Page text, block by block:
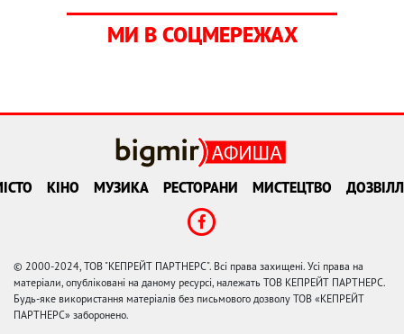
МИ В СОЦМЕРЕЖАХ
КІНО МУЗИКА РЕСТОРАНИ МИСТЕЦТВО
© 2000-2024, ТОВ "КЕПРЕЙТ ПАРТНЕРС". Всі права захищені. Усі права на
матеріали, опубліковані на даному ресурсі, належать ТОВ КЕПРЕЙТ ПАРТНЕРС.
Будь-яке використання матеріалів без письмового дозволу ТОВ «КЕПРЕЙТ
ПАРТНЕРС» заборонено.